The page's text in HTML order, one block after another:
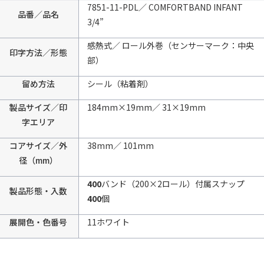
品番／品名
7851-11-PDL／ COMFORTBAND INFANT
3/4”
印字方法／形態
感熱式／ ロール外巻（センサーマーク：中央
部）
留め方法
シール（粘着剤）
製品サイズ／印
字エリア
184mm×19mm／ 31×19mm
コアサイズ／外
径（mm）
38mm／ 101mm
製品形態・入数
400バンド（200×2ロール）付属スナップ
400個
展開色・色番号
11ホワイト